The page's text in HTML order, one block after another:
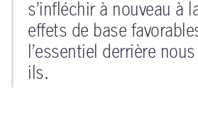
s’infléchir à nouveau à
effets de base
l’essentiel derrière
ils.